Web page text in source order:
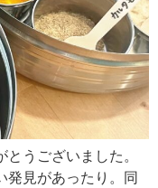
うございました。
発見があったり。同